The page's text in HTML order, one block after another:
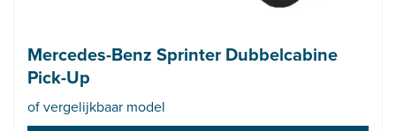
Mercedes-Benz Sprinter Dubbelcabine
Pick-Up
of vergelijkbaar model